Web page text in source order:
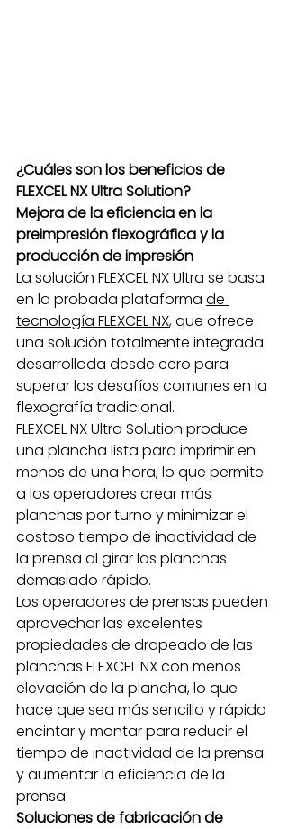
¿Cuáles son los beneficios de
FLEXCEL NX Ultra Solution?
Mejora de la eficiencia en la
preimpresión flexográfica y la
producción de impresión
La solución FLEXCEL NX Ultra se basa
en la probada plataforma de
tecnología FLEXCEL NX, que ofrece
una solución totalmente integrada
desarrollada desde cero para
superar los desafíos comunes en la
flexografía tradicional.
FLEXCEL NX Ultra Solution produce
una plancha lista para imprimir en
menos de una hora, lo que permite
a los operadores crear más
planchas por turno y minimizar el
costoso tiempo de inactividad de
la prensa al girar las planchas
demasiado rápido.
Los operadores de prensas pueden
aprovechar las excelentes
propiedades de drapeado de las
planchas FLEXCEL NX con menos
elevación de la plancha, lo que
hace que sea más sencillo y rápido
encintar y montar para reducir el
tiempo de inactividad de la prensa
y aumentar la eficiencia de la
prensa.
Soluciones de fabricación de